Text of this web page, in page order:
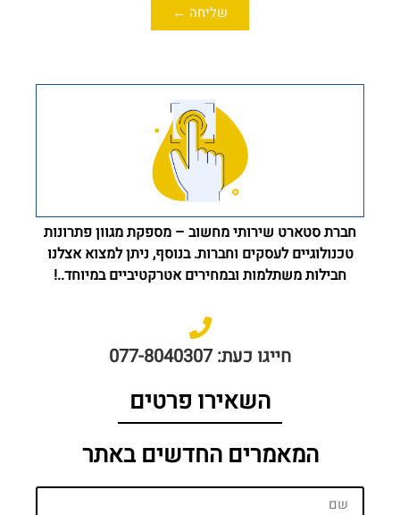
שליחה ←
חברת סטארט שירותי מחשוב – מספקת מגוון פתרונות
טכנולוגיים לעסקים וחברות. בנוסף, ניתן למצוא אצלנו
חבילות משתלמות ובמחירים אטרקטיביים במיוחד..!
חייגו כעת: 077-8040307
השאירו פרטים
המאמרים החדשים באתר